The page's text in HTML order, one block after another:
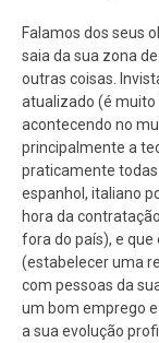
Falamos dos seus
saia da sua zona
outras coisas.
atualizado (é
acontecendo no
principalmente a
praticamente todas
espanhol, italiano
hora da
fora do país), e
(estabelecer uma
com pessoas da
um bom emprego
a sua evolução